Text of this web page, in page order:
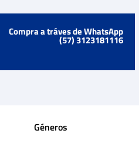
Compra a tráves de WhatsApp
(57) 3123181116
Géneros